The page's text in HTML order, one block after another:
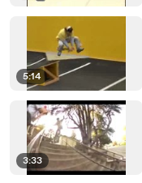
5:14
3:33